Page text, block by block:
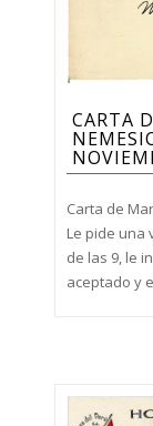
CARTA
Carta de
Le pide una
de las 9, le
aceptado y